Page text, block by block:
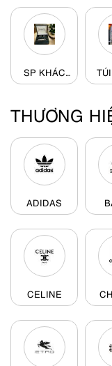
SP KHÁC
(153)
THƯƠNG
ADIDAS
CELINE